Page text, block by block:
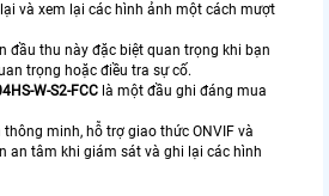
và xem lại các hình ảnh một cách mượt
đầu thu này đặc biệt quan trọng khi bạn
trọng hoặc điều tra sự cố.
W-S2-FCC là một đầu ghi đáng mua
minh, hỗ trợ giao thức ONVIF và
an tâm khi giám sát và ghi lại các hình